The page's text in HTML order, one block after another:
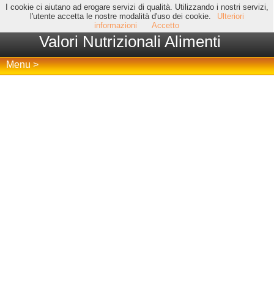
I cookie ci aiutano ad erogare servizi di qualità. Utilizzando i nostri servizi,
l'utente accetta le nostre modalità d'uso dei cookie.
Ulteriori
informazioni
Accetto
Valori Nutrizionali Alimenti
Menu >